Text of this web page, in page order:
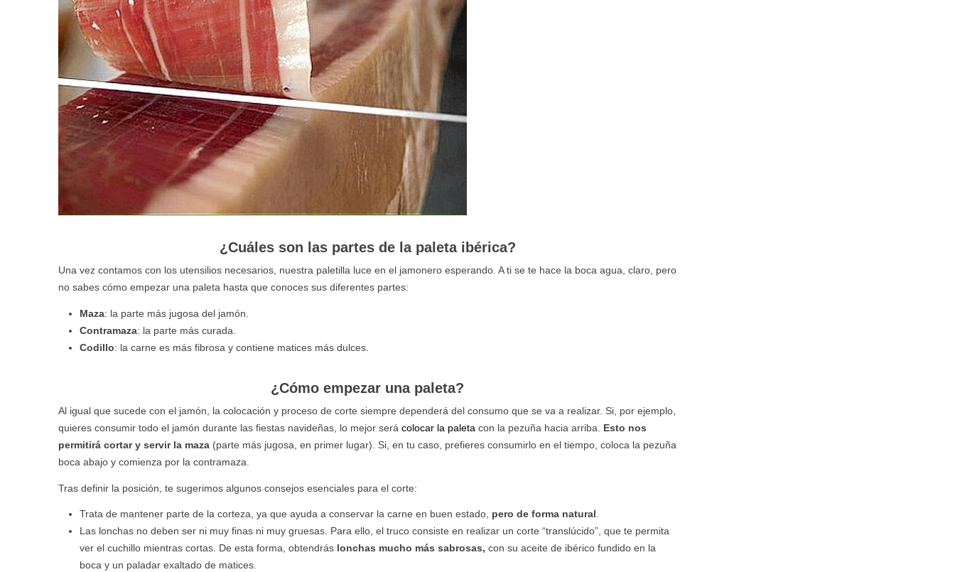
¿Cuáles son las partes de la paleta ibérica?
Una vez contamos con los utensilios necesarios, nuestra paletilla luce en el jamonero esperando. A ti se te hace la boca agua, claro, pero
no sabes cómo empezar una paleta hasta que conoces sus diferentes partes:
Maza: la parte más jugosa del jamón.
Contramaza: la parte más curada.
Codillo: la carne es más fibrosa y contiene matices más dulces.
¿Cómo empezar una paleta?
Al igual que sucede con el jamón, la colocación y proceso de corte siempre dependerá del consumo que se va a realizar. Si, por ejemplo,
quieres consumir todo el jamón durante las fiestas navideñas, lo mejor será colocar la paleta con la pezuña hacia arriba. Esto nos
permitirá cortar y servir la maza (parte más jugosa, en primer lugar). Si, en tu caso, prefieres consumirlo en el tiempo, coloca la pezuña
boca abajo y comienza por la contramaza.
Tras definir la posición, te sugerimos algunos consejos esenciales para el corte:
Trata de mantener parte de la corteza, ya que ayuda a conservar la carne en buen estado, pero de forma natural.
Las lonchas no deben ser ni muy finas ni muy gruesas. Para ello, el truco consiste en realizar un corte “translúcido”, que te permita
ver el cuchillo mientras cortas. De esta forma, obtendrás lonchas mucho más sabrosas, con su aceite de ibérico fundido en la
boca y un paladar exaltado de matices.